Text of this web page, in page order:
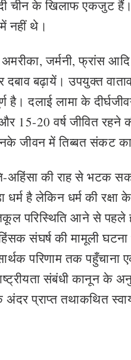
चीन के खिलाफ एकजुट
नहीं थे।
अमरीका, जर्मनी, फ्रांस
दबाव बढ़ायें। उपयुक्त
है। दलाई लामा के
15-20 वर्ष जीवित रहने
जीवन में तिब्बत संकट
अहिंसा की राह से भटक
है लेकिन धर्म की रक्षा
परिस्थिति आने से
संघर्ष की मामूली
परिणाम तक पहुँचाना
संबंधी कानून के
प्राप्त तथाकथित